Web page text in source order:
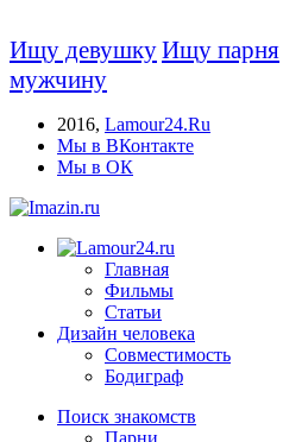
Ищу девушкуИщу парня
мужчину
2016, Lamour24.Ru
Мы в ВКонтакте
Мы в ОК
Главная
Фильмы
Статьи
Дизайн человека
Совместимость
Бодиграф
Поиск знакомств
Парни